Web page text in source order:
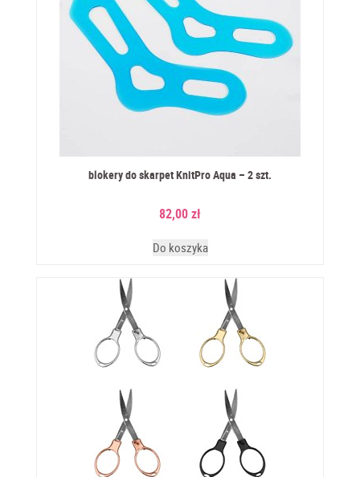
blokery do skarpet KnitPro Aqua – 2 szt.
82,00zł
Do koszyka